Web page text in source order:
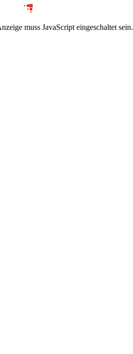
muss JavaScript eingeschaltet sein.